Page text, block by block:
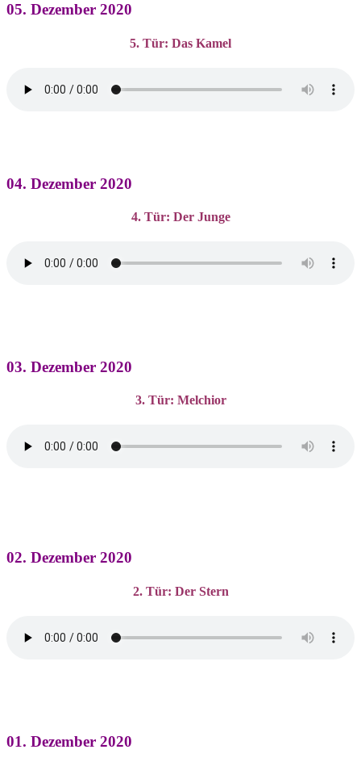
05. Dezember 2020
5. Tür: Das Kamel
04. Dezember 2020
4. Tür: Der Junge
03. Dezember 2020
3. Tür: Melchior
02. Dezember 2020
2. Tür: Der Stern
01. Dezember 2020